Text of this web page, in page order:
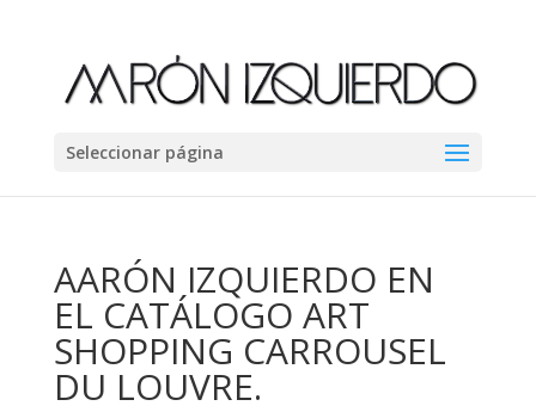
Seleccionar página
AARÓN IZQUIERDO EN
EL CATÁLOGO ART
SHOPPING CARROUSEL
DU LOUVRE.